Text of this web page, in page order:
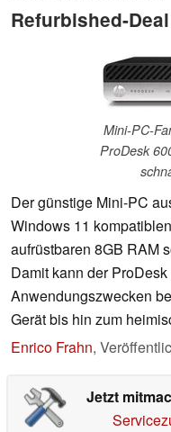
Refurbished-Deal
Mini-PC-
ProDesk
Der günstige Mini-PC
Windows 11
aufrüstbaren 8GB RAM
Damit kann der
Anwendungszwecken
Gerät bis hin zum
Enrico Frahn,
Jetzt